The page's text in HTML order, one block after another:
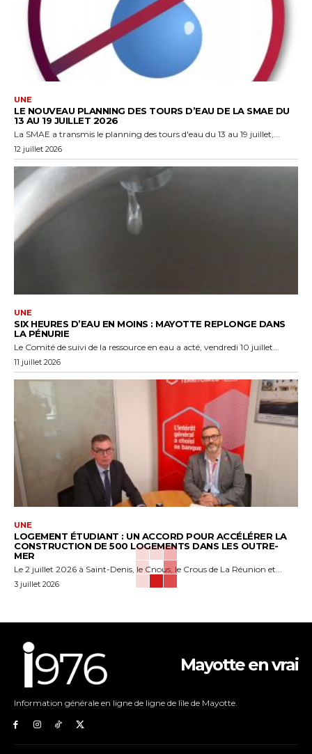
UNE
LE NOUVEAU PLANNING DES TOURS D’EAU DE LA SMAE DU
13 AU 19 JUILLET 2026
La SMAE a transmis le planning des tours d'eau du 13 au 19 juillet,...
12 juillet 2026
UNE
SIX HEURES D’EAU EN MOINS : MAYOTTE REPLONGE DANS
LA PÉNURIE
Le Comité de suivi de la ressource en eau a acté, vendredi 10 juillet...
11 juillet 2026
UNE
LOGEMENT ÉTUDIANT : UN ACCORD POUR ACCÉLÉRER LA
CONSTRUCTION DE 500 LOGEMENTS DANS LES OUTRE-
MER
Le 2 juillet 2026 à Saint-Denis, le Cnous, le Crous de La Réunion et...
3 juillet 2026
Mayotte en vrai
Information générale en ligne de ligne de lîle de Mayotte.